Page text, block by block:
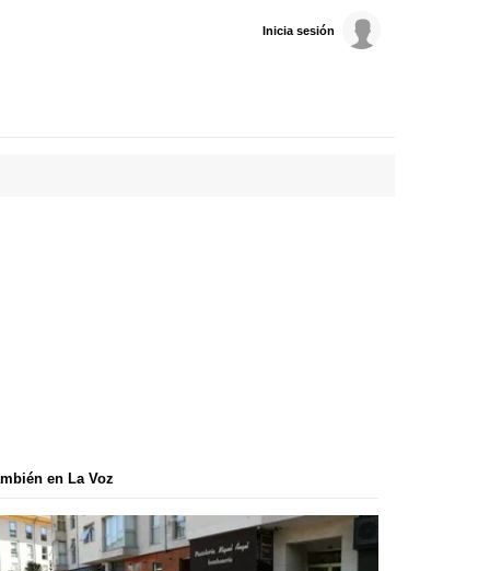
Inicia sesión
en La Voz